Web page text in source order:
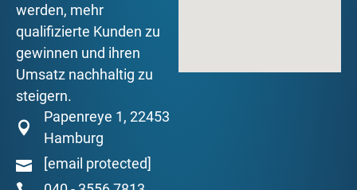
werden, mehr
qualifizierte Kunden zu
gewinnen und ihren
Umsatz nachhaltig zu
steigern.
Papenreye 1, 22453
Hamburg
[email protected]